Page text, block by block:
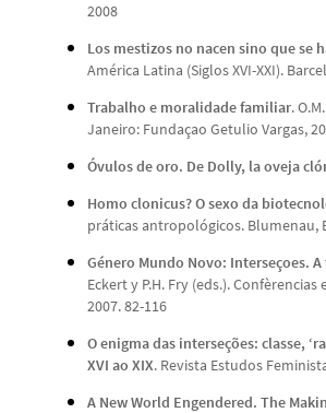
2008
Los mestizos no nacen sino que se
América Latina (Siglos XVI-XXI).
Trabalho e moralidade familiar.
Janeiro: Fundaçao Getulio Vargas,
Óvulos de oro. De Dolly, la oveja
Homo clonicus? O sexo da
práticas antropológicos. Blumenau,
Género Mundo Novo: Interseçoes.
Eckert y P.H. Fry (eds.).
2007. 82-116
O enigma das interseções: classe,
XVI ao XIX. Revista Estudos
A New World Engendered. The